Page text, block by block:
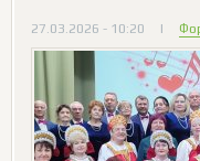
27.03.2026 - 10:20 |